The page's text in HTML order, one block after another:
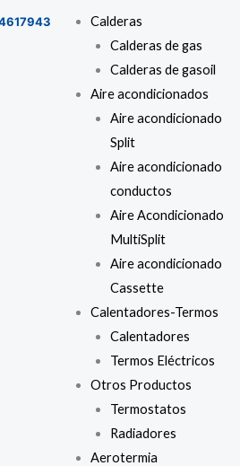
Calderas
Calderas de gas
Calderas de gasoil
Aire acondicionados
Aire acondicionado
Split
Aire acondicionado
conductos
Aire Acondicionado
MultiSplit
Aire acondicionado
Cassette
Calentadores-Termos
Calentadores
Termos Eléctricos
Otros Productos
Termostatos
Radiadores
Aerotermia
Menú